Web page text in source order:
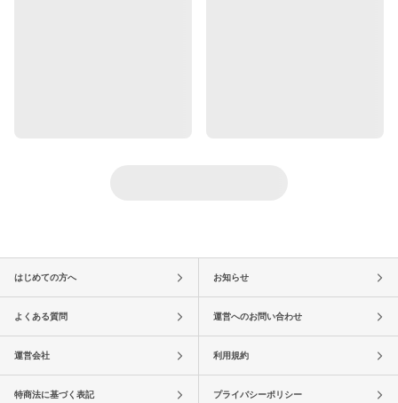
はじめての方へ お知らせ
よくある質問 運営へのお問い合わせ
運営会社 利用規約
特商法に基づく表記 プライバシーポリシー